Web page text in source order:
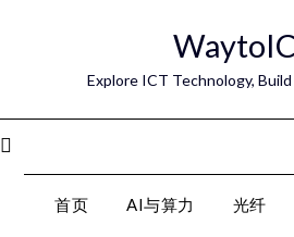
Explore ICT Technology,
首页 AI与算力 光纤